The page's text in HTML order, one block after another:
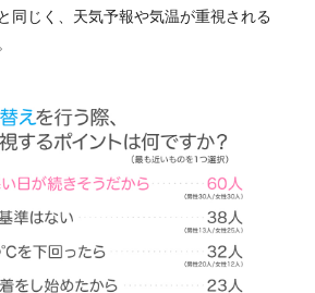
同じく、天気予報や気温が重視される